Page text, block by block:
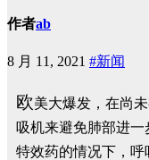
作者ab
8 月 11, 2021 #新闻
欧美大爆发，在尚
吸机来避免肺部进
特效药的情况下，